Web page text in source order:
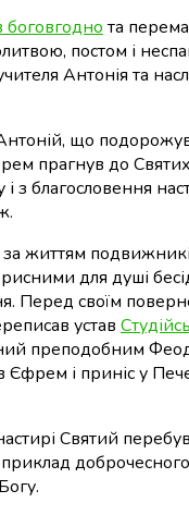
та
постом і
Антонія та
що
прагнув до
з благословення
життям
для душі
Перед своїм
устав
преподобним
Єфрем і приніс у
Святий
доброчесного